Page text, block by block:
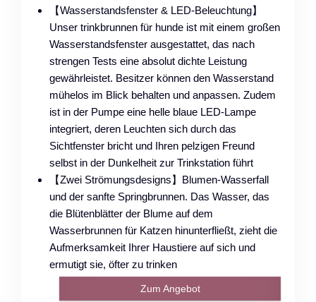
【Wasserstandsfenster & LED-Beleuchtung】
Unser trinkbrunnen für hunde ist mit einem großen
Wasserstandsfenster ausgestattet, das nach
strengen Tests eine absolut dichte Leistung
gewährleistet. Besitzer können den Wasserstand
mühelos im Blick behalten und anpassen. Zudem
ist in der Pumpe eine helle blaue LED-Lampe
integriert, deren Leuchten sich durch das
Sichtfenster bricht und Ihren pelzigen Freund
selbst in der Dunkelheit zur Trinkstation führt
【Zwei Strömungsdesigns】Blumen-Wasserfall
und der sanfte Springbrunnen. Das Wasser, das
die Blütenblätter der Blume auf dem
Wasserbrunnen für Katzen hinunterfließt, zieht die
Aufmerksamkeit Ihrer Haustiere auf sich und
ermutigt sie, öfter zu trinken
Zum Angebot